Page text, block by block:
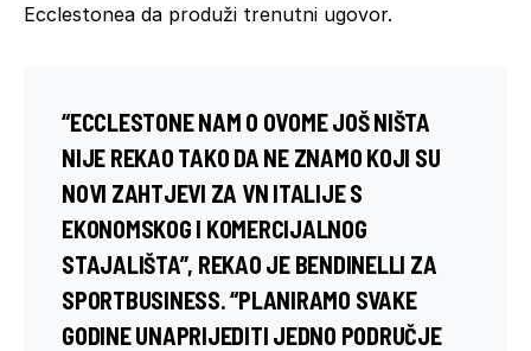
Ecclestonea da produži trenutni ugovor.
“ECCLESTONE NAM O OVOME JOŠ NIŠTA
NIJE REKAO TAKO DA NE ZNAMO KOJI SU
NOVI ZAHTJEVI ZA VN ITALIJE S
EKONOMSKOG I KOMERCIJALNOG
STAJALIŠTA”, REKAO JE BENDINELLI ZA
SPORTBUSINESS. “PLANIRAMO SVAKE
GODINE UNAPRIJEDITI JEDNO PODRUČJE